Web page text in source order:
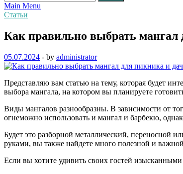
Main Menu
Статьи
Как правильно выбрать мангал
05.07.2024 - by administrator
Представляю вам статью на тему, которая будет
выбора мангала, на котором вы планируете
Виды мангалов разнообразны. В зависимости от
огнеможно использовать и мангал и барбекю,
Будет это разборной металлический, переносной
руками, вы также найдете много полезной и
Если вы хотите удивить своих гостей